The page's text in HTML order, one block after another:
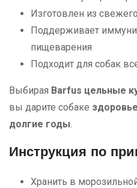
Изготовлен из
Поддерживает
пищеварения
Подходит для собак
Выбирая Barfus цельные
вы дарите собаке
долгие годы
Инструкция по
Хранить в